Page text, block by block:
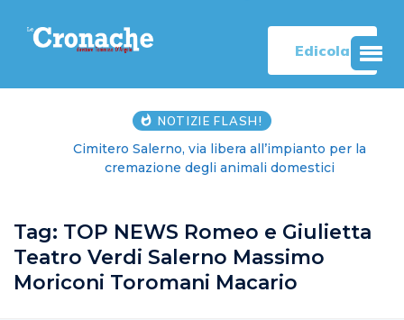
Edicola
NOTIZIE FLASH!
Cimitero Salerno, via libera all’impianto per la
cremazione degli animali domestici
Tag: TOP NEWS Romeo e Giulietta
Teatro Verdi Salerno Massimo
Moriconi Toromani Macario